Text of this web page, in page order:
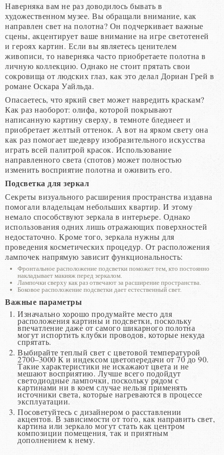
Наверняка вам не раз доводилось бывать в
художественном музее. Вы обращали внимание, как
направлен свет на полотна? Он подчеркивает важные
сцены, акцентирует ваше внимание на игре светотеней
и героях картин. Если вы являетесь ценителем
живописи, то наверняка часто приобретаете полотна в
личную коллекцию. Однако не стоит прятать свои
сокровища от людских глаз, как это делал Дориан Грей в
романе Оскара Уайльда.
Опасаетесь, что яркий свет может навредить краскам?
Как раз наоборот: олифа, которой покрывают
написанную картину сверху, в темноте бледнеет и
приобретает желтый оттенок. А вот на ярком свету она
как раз помогает шедевру изобразительного искусства
играть всей палитрой красок. Использование
направленного света (спотов) может полностью
изменить восприятие полотна и оживить его.
Подсветка для зеркал
Секреты визуального расширения пространства издавна
помогали владельцам небольших квартир. И этому
немало способствуют зеркала в интерьере. Однако
использования одних лишь отражающих поверхностей
недостаточно. Кроме того, зеркала нужны для
проведения косметических процедур. От расположения
лампочек напрямую зависит функциональность:
Фронтальное расположение подсветки поможет тем, кто постоянно
накладывает макияж перед зеркалом.
Лампочки сверху как раз отвечают за расширение пространства.
Боковое расположение подсветки дает естественный свет.
Важные параметры
Изначально хорошо продумайте место для
расположения картины и подсветки, поскольку
впечатление даже от самого шикарного полотна
могут испортить клубки проводов, которые некуда
спрятать.
Выбирайте теплый свет с цветовой температурой
2700–3000 К и индексом цветопередачи от 70 до 90.
Такие характеристики не искажают цвета и не
мешают восприятию. Лучше всего подойдут
светодиодные лампочки, поскольку рядом с
картинами ни в коем случае нельзя применять
источники света, которые нагреваются в процессе
эксплуатации.
Посоветуйтесь с дизайнером о расставлении
акцентов. В зависимости от того, как направить свет,
картина или зеркало могут стать как центром
композиции помещения, так и приятным
дополнением к нему.